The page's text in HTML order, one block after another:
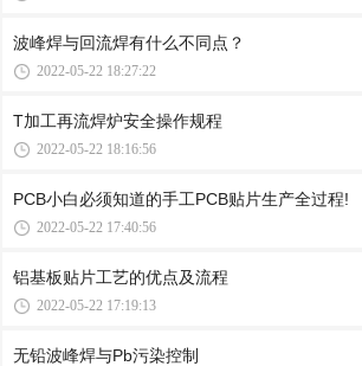
波峰焊与回流焊有什么不同点？
2022-05-22 18:27:22
T加工再流焊炉安全操作规程
2022-05-22 18:16:56
PCB小白必须知道的手工PCB贴片生产全过程!
2022-05-22 17:40:56
铝基板贴片工艺的优点及流程
2022-05-22 17:19:13
无铅波峰焊与Pb污染控制